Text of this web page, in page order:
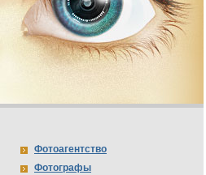
Фотоагентство
Фотографы